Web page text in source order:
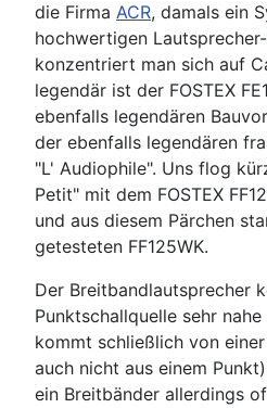
die Firma ACR, damals ein
hochwertigen
konzentriert man sich auf
legendär ist der FOSTEX
ebenfalls legendären
der ebenfalls legendären
"L' Audiophile". Uns flog
Petit" mit dem FOSTEX
und aus diesem Pärchen
getesteten FF125WK.
Der Breitbandlautsprecher
Punktschallquelle sehr
kommt schließlich von
auch nicht aus einem
ein Breitbänder allerdings